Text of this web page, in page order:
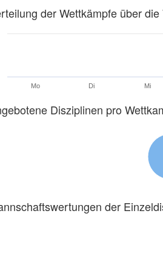
der Wettkämpfe über die
Mo Di Mi
Disziplinen pro
der